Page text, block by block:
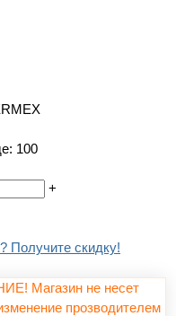
100
+
Получите скидку!
Магазин не несет
прозводителем